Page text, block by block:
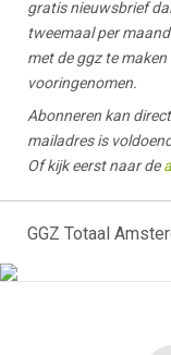
gratis nieuwsbrief
tweemaal per
met de ggz te
vooringenomen.
Abonneren kan
mailadres is
Of kijk eerst naar de
GGZ Totaal